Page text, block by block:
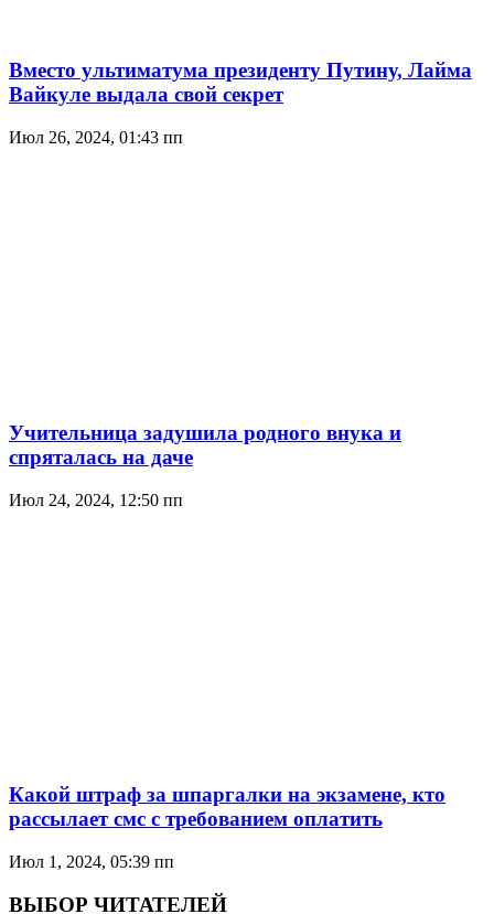
Вместо ультиматума президенту Путину, Лайма
Вайкуле выдала свой секрет
Июл 26, 2024, 01:43 пп
Учительница задушила родного внука и
спряталась на даче
Июл 24, 2024, 12:50 пп
Какой штраф за шпаргалки на экзамене, кто
рассылает смс с требованием оплатить
Июл 1, 2024, 05:39 пп
ВЫБОР ЧИТАТЕЛЕЙ